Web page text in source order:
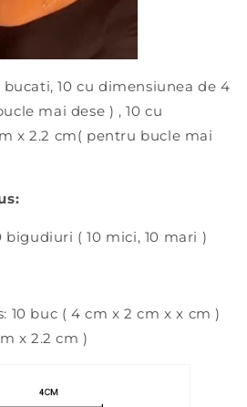
10 cu dimensiunea de 4
mai dese ) , 10 cu
x 2.2 cm( pentru bucle mai
( 10 mici, 10 mari )
10 buc ( 4 cm x 2 cm x x cm )
x 2.2 cm )